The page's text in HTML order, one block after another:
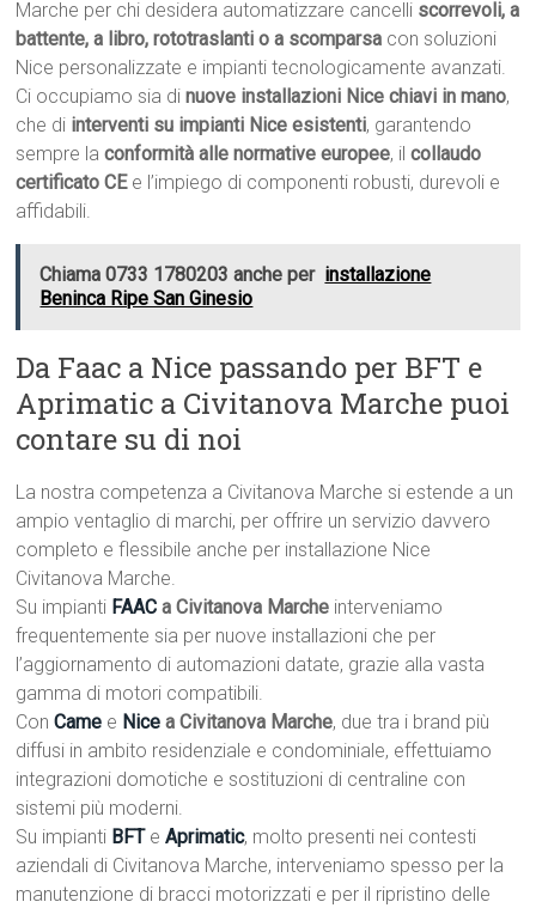
Marche per chi desidera automatizzare cancelli scorrevoli, a
battente, a libro, rototraslanti o a scomparsa con soluzioni
Nice personalizzate e impianti tecnologicamente avanzati.
Ci occupiamo sia dinuove installazioni Nice chiavi in mano,
che di interventi su impianti Nice esistenti, garantendo
sempre laconformità alle normative europee, ilcollaudo
certificato CEe l’impiego di componenti robusti, durevoli e
affidabili.
Chiama 0733 1780203 anche per installazione
Beninca Ripe San Ginesio
Da Faac a Nice passando per BFT e
Aprimatic a Civitanova Marche puoi
contare su di noi
La nostra competenza a Civitanova Marche si estende a un
ampio ventaglio di marchi, per offrire un servizio davvero
completo e flessibile anche per installazione Nice
Civitanova Marche.
Su impianti FAAC a Civitanova Marche interveniamo
frequentemente sia per nuove installazioni che per
l’aggiornamento di automazioni datate, grazie alla vasta
gamma di motori compatibili.
ConCame e Nice a Civitanova Marche, due tra i brand più
diffusi in ambito residenziale e condominiale, effettuiamo
integrazioni domotiche e sostituzioni di centraline con
sistemi più moderni.
Su impianti BFT eAprimatic, molto presenti nei contesti
aziendali di Civitanova Marche, interveniamo spesso per la
manutenzione di bracci motorizzati e per il ripristino delle